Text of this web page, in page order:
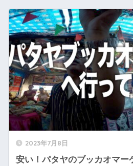
2023年7月8日
安い！パタヤのブッカオマー